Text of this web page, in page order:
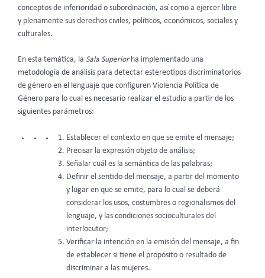
conceptos de inferioridad o subordinación, así como a ejercer libre
y plenamente sus derechos civiles, políticos, económicos, sociales y
culturales.
En esta temática, la Sala Superiorha implementado una
metodología de análisis para detectar estereotipos discriminatorios
de género en el lenguaje que configuren Violencia Política de
Género para lo cual es necesario realizar el estudio a partir de los
siguientes parámetros:
Establecer el contexto en que se emite el mensaje;
Precisar la expresión objeto de análisis;
Señalar cuál es la semántica de las palabras;
Definir el sentido del mensaje, a partir del momento
y lugar en que se emite, para lo cual se deberá
considerar los usos, costumbres o regionalismos del
lenguaje, y las condiciones socioculturales del
interlocutor;
Verificar la intención en la emisión del mensaje, a fin
de establecer si tiene el propósito o resultado de
discriminar a las mujeres.